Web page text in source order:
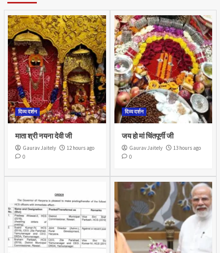
दिव्य दर्शन
माता श्री नयना देवी जी
Gaurav Jaitely
12 hours ago
0
दिव्य दर्शन
जय हो मां चिंतपूर्णी जी
Gaurav Jaitely
13 hours ago
0